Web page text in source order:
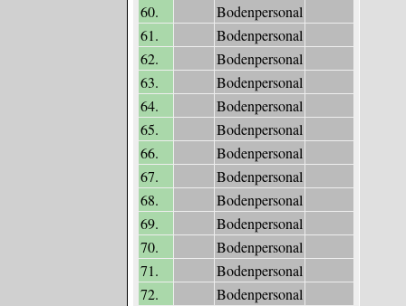
60.
Bodenpersonal
61.
Bodenpersonal
62.
Bodenpersonal
63.
Bodenpersonal
64.
Bodenpersonal
65.
Bodenpersonal
66.
Bodenpersonal
67.
Bodenpersonal
68.
Bodenpersonal
69.
Bodenpersonal
70.
Bodenpersonal
71.
Bodenpersonal
72.
Bodenpersonal